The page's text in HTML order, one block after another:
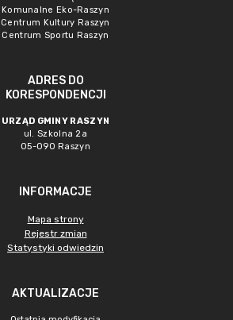
Komunalne Eko-Raszyn
Centrum Kultury Raszyn
Centrum Sportu Raszyn
ADRES DO
KORESPONDENCJI
URZĄD GMINY RASZYN
ul. Szkolna 2a
05-090 Raszyn
INFORMACJE
Mapa strony
Rejestr zmian
Statystyki odwiedzin
AKTUALIZACJE